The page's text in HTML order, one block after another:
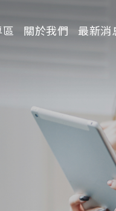
關於我們 最新消